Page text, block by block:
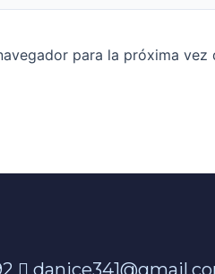
para la próxima vez